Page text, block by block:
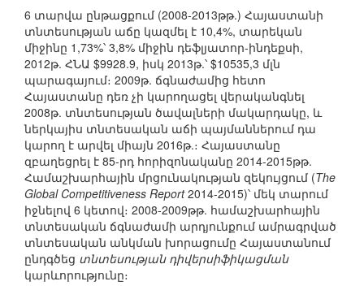
6 տարվա ընթացքում (2008-2013թթ.) Հայաստանի
տնտեսության աճը կազմել է 10,4%, տարեկան
միջինը 1,73%՝ 3,8% միջին դեֆլյատոր-ինդեքսի,
2012թ. ՀՆԱ $9928.9, իսկ 2013թ.՝ $10535,3 մլն
պարագայում։ 2009թ. ճգնաժամից հետո
Հայաստանը դեռ չի կարողացել վերականգնել
2008թ. տնտեսության ծավալների մակարդակը, և
ներկայիս տնտեսական աճի պայմաններում դա
կարող է արվել միայն 2016թ.։ Հայաստանը
զբաղեցրել է 85-րդ հորիզոնականը 2014-2015թթ.
Համաշխարհային մրցունակության զեկույցում (The
Global Competitiveness Report2014-2015)՝ մեկ տարում
իջնելով 6 կետով։ 2008-2009թթ. համաշխարհային
տնտեսական ճգնաժամի արդյունքում ամրագրված
տնտեսական անկման խորացումը Հայաստանում
ընդգծեց տնտեսության դիվերսիֆիկացման
կարևորությունը։